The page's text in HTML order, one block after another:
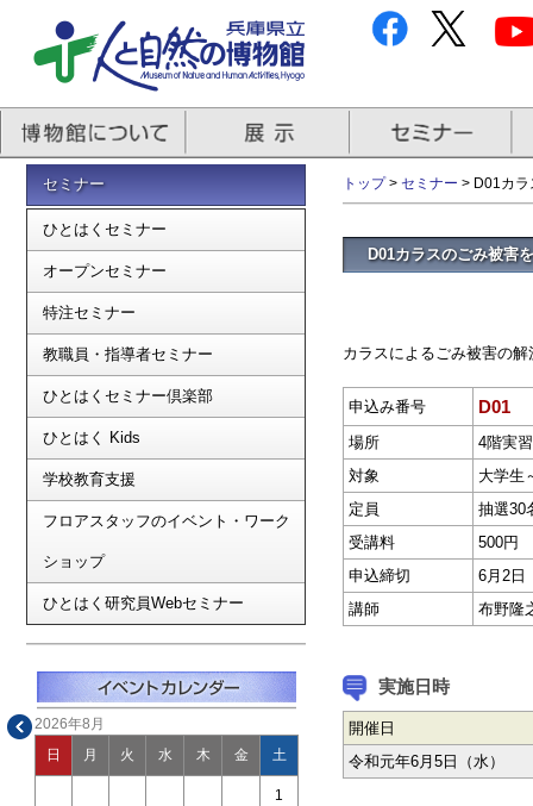
セミナー
ひとはくセミナー
オープンセミナー
特注セミナー
教職員・指導者セミナー
ひとはくセミナー倶楽部
ひとはく Kids
学校教育支援
フロアスタッフのイベント・ワーク
ショップ
ひとはく研究員Webセミナー
2026年8月
日 月 火 水 木 金 土
1
トップ> セミナー > D01カラ
D01カラスのごみ被害
カラスによるごみ被害の
申込み番号 D01
場所
4階実
対象
大学生
定員
抽選30
受講料
500円
申込締切
6月2日
講師
布野隆
実施日時
開催日
令和元年6月5日（水）